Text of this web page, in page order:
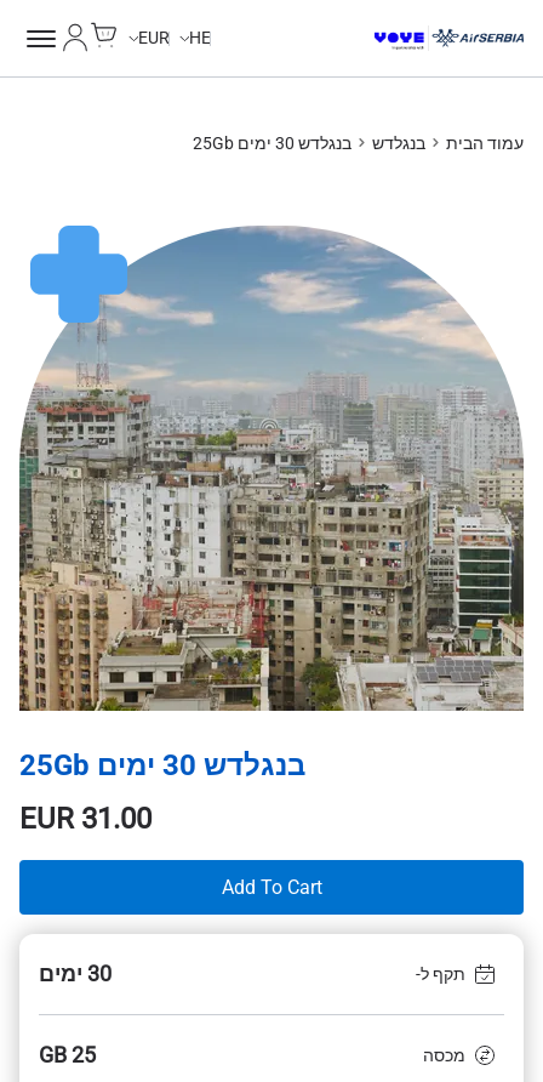
HE
EUR
עמוד הבית בנגלדש בנגלדש 30 ימים 25Gb
בנגלדש 30 ימים 25Gb
EUR31.00
Add To Cart
תקף ל- 30 ימים
מכסה 25 GB